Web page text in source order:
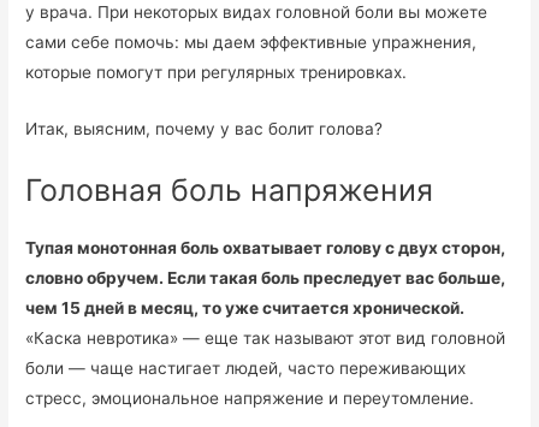
у врача. При некоторых видах головной боли вы можете
сами себе помочь: мы даем эффективные упражнения,
которые помогут при регулярных тренировках.
Итак, выясним, почему у вас болит голова?
Головная боль напряжения
Тупая монотонная боль охватывает голову с двух сторон,
словно обручем. Если такая боль преследует вас больше,
чем 15 дней в месяц, то уже считается хронической.
«Каска невротика» — еще так называют этот вид головной
боли — чаще настигает людей, часто переживающих
стресс, эмоциональное напряжение и переутомление.